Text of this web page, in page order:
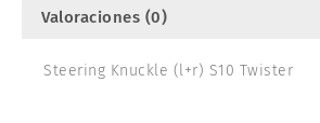
Valoraciones (0)
Steering Knuckle (l+r) S10 Twister